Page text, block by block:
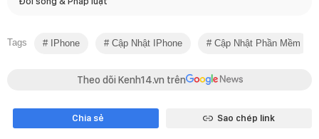
Tags IPhone Cập Nhật IPhone Cập Nhật Phần Mềm
Theo dõi Kenh14.vn trên
Chia sẻ Sao chép link